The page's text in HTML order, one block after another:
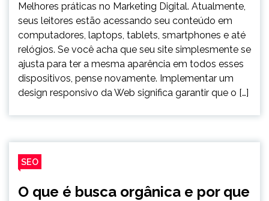
Melhores práticas no Marketing Digital. Atualmente,
seus leitores estão acessando seu conteúdo em
computadores, laptops, tablets, smartphones e até
relógios. Se você acha que seu site simplesmente se
ajusta para ter a mesma aparência em todos esses
dispositivos, pense novamente. Implementar um
design responsivo da Web significa garantir que o […]
SEO
O que é busca orgânica e por que